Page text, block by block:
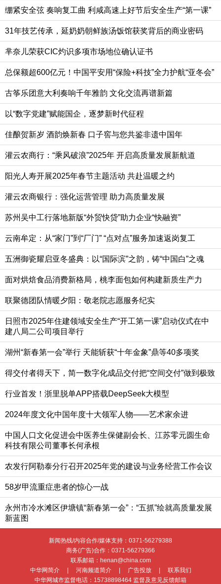
绷紧安全弦 奏响复工曲 利咸高速上好节后安全生产“第一课”
31年技艺传承，延奶奶朝鲜族汤饭馆获奖背后的商业密码
芈奈儿荣获CIC灼识多项市场地位确认证书
总保额超600亿元！中国平安用“保险+科技”全力护航“亚冬会”
古筝乐团意大利奏响千年雅韵 文化交流再谱新篇
以“数字党建”赋能国企，逐梦新时代征程
佳酿贺新岁 酒韵焕新春 口子窖与您共鉴非遗中国年
灌云农商行：“乘风破浪”2025年 开启高质量发展新航道
阳光人寿开展2025年春节主题活动 共赴温暖之约
灌云农商银行：强化运营管理 助力高质量发展
苏州吴中工行落地新版“外贸快贷”助力企业“快融资”
云南牟定：从“家门”到“厂门” “点对点”服务加速返岗复工
五洲御瓷耀启亚冬盛典：以“国际滨”之韵，铸“中国白”之魂
面对烘焙食品消费新格局，桃李面包如何构建新质生产力
联聚德团队情暖夕阳：敬老院志愿服务纪实
日照市2025年住建领域安全生产“开工第一课”启动仪式在中
建八局二公司项目举行
湖州“新春第一会”举行 天能斩获“十年金象”鼎等40多项奖
得交付者得天下，简一数字化成品交付把“空间交付”做到极致
行业首发！浙里脱单APP搭载DeepSeek大模型
2024年度文化中国年度十大领军人物——艺术家余进
中国人口文化促进会中医养生保健副会长、江苏零元圆生命
科技有限公司董事长何承根
农发行阿勒泰分行召开2025年党的建设与业务经营工作会议
58岁甲流重症患者的惊心一战
永州市冷水滩区伊塘镇“新春第一会”：“五抓”绘就高质量发展
新蓝图
新闻热线/内容合作/媒体支持： 0371-56279388
商务(广告)合作： 0371-56279366
联系邮箱：henan@china.com
中华网简介
河南频道简介 广告投放
联系我们
中华网城市监督电话： 15738898464 监督及意见反馈邮箱